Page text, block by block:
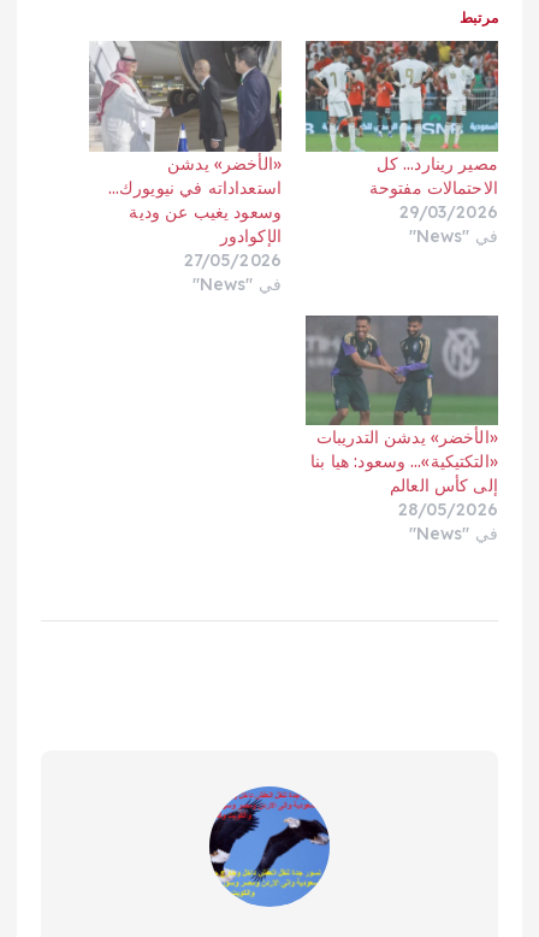
مرتبط
مصير رينارد… كل
الاحتمالات مفتوحة
29/03/2026
في "News"
«الأخضر» يدشن
استعداداته في نيويورك…
وسعود يغيب عن ودية
الإكوادور
27/05/2026
في "News"
«الأخضر» يدشن التدريبات
«التكتيكية»… وسعود: هيا بنا
إلى كأس العالم
28/05/2026
في "News"